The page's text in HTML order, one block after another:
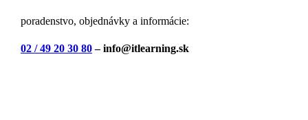
poradenstvo, objednávky a informácie:
02 / 49 20 30 80– info@itlearning.sk